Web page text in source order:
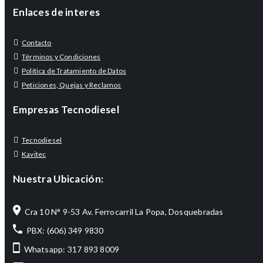
Enlaces de interes
Contacto
Términos y Condiciones
Política de Tratamiento de Datos
Peticiones, Quejas y Reclamos
Empresas Tecnodiesel
Tecnodiesel
Kavitec
Nuestra Ubicación:
Cra 10 N° 9-53 Av. Ferrocarril La Popa, Dosquebradas
PBX: (606) 349 9830
Whatsapp: 317 893 8009